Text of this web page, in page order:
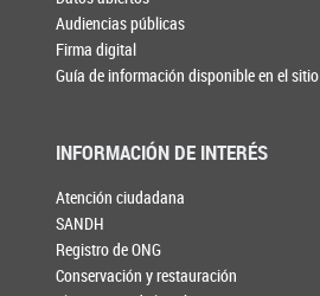
Audiencias públicas
Firma digital
Guía de información disponible en el sitio
INFORMACIÓN DE INTERÉS
Atención ciudadana
SANDH
Registro de ONG
Conservación y restauración